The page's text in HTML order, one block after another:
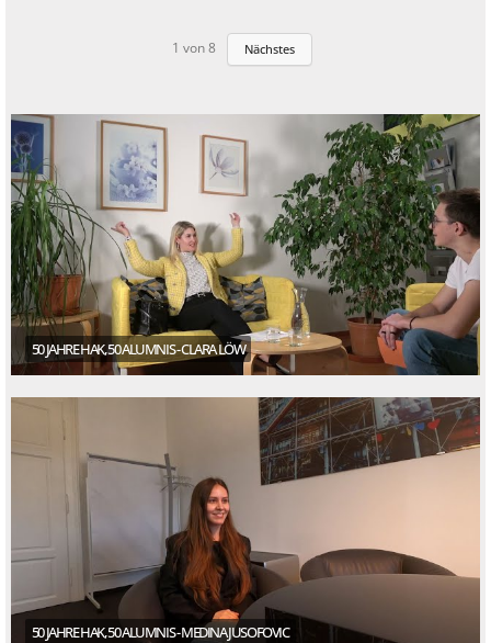
1 von 8 Nächstes
50 JAHRE HAK, 50 ALUMNIS - CLARA LÖW
50 JAHRE HAK, 50 ALUMNIS - MEDINA JUSOFOVIC